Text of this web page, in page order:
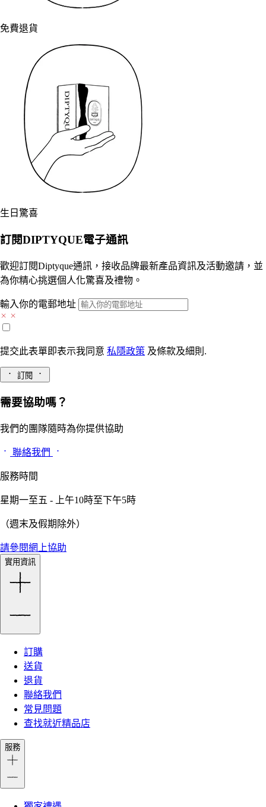
免費退貨
生日驚喜
訂閱DIPTYQUE電子通訊
歡迎訂閱Diptyque通訊，接收品牌最新產品資訊及活動邀請，並
為你精心挑選個人化驚喜及禮物。
輸入你的電郵地址
提交此表單即表示我同意 私隱政策 及條款及細則.
訂閱
需要協助嗎？
我們的團隊隨時為你提供協助
聯絡我們
服務時間
星期一至五 - 上午10時至下午5時
（週末及假期除外）
請參閱網上協助
實用資訊
訂購
送貨
退貨
聯絡我們
常見問題
查找就近精品店
服務